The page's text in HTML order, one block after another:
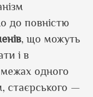
до повністю
, що можуть
і в
межах одного
стаєрського —